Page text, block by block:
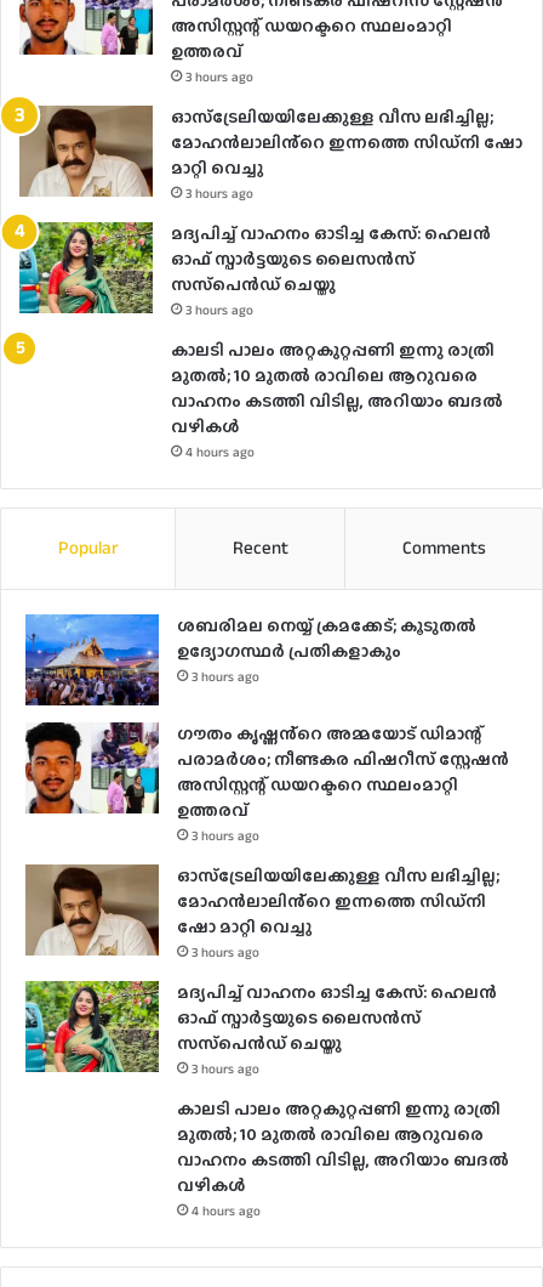
അസിസ്റ്റന്റ് ഡയറക്ടറെ സ്ഥലംമാറ്റി
ഉത്തരവ്
3 hours ago
ഓസ്‌ട്രേലിയയിലേക്കുള്ള വീസ ലഭിച്ചില്ല;
മോഹൻലാലിൻ്റെ ഇന്നത്തെ സിഡ്നി ഷോ
മാറ്റി വെച്ചു
3 hours ago
മദ്യപിച്ച് വാഹനം ഓടിച്ച കേസ്: ഹെലന്‍
ഓഫ് സ്പാര്‍ട്ടയുടെ ലൈസന്‍സ്
സസ്‌പെന്‍ഡ് ചെയ്തു
3 hours ago
കാലടി പാലം അറ്റകുറ്റപ്പണി ഇന്നു രാത്രി
മുതല്‍; 10 മുതല്‍ രാവിലെ ആറുവരെ
വാഹനം കടത്തി വിടില്ല, അറിയാം ബദൽ
വഴികൾ
4 hours ago
Popular Recent Comments
ശബരിമല നെയ്യ് ക്രമക്കേട്; കൂടുതൽ
ഉദ്യോഗസ്ഥർ പ്രതികളാകും
3 hours ago
ഗൗതം കൃഷ്ണൻ്റെ അമ്മയോട് ഡിമാന്റ്
പരാമർ‌ശം; നീണ്ടകര ഫിഷറീസ് സ്റ്റേഷൻ
അസിസ്റ്റന്റ് ഡയറക്ടറെ സ്ഥലംമാറ്റി
ഉത്തരവ്
3 hours ago
ഓസ്‌ട്രേലിയയിലേക്കുള്ള വീസ ലഭിച്ചില്ല;
മോഹൻലാലിൻ്റെ ഇന്നത്തെ സിഡ്നി
ഷോ മാറ്റി വെച്ചു
3 hours ago
മദ്യപിച്ച് വാഹനം ഓടിച്ച കേസ്: ഹെലന്‍
ഓഫ് സ്പാര്‍ട്ടയുടെ ലൈസന്‍സ്
സസ്‌പെന്‍ഡ് ചെയ്തു
3 hours ago
കാലടി പാലം അറ്റകുറ്റപ്പണി ഇന്നു രാത്രി
മുതല്‍; 10 മുതല്‍ രാവിലെ ആറുവരെ
വാഹനം കടത്തി വിടില്ല, അറിയാം ബദൽ
വഴികൾ
4 hours ago